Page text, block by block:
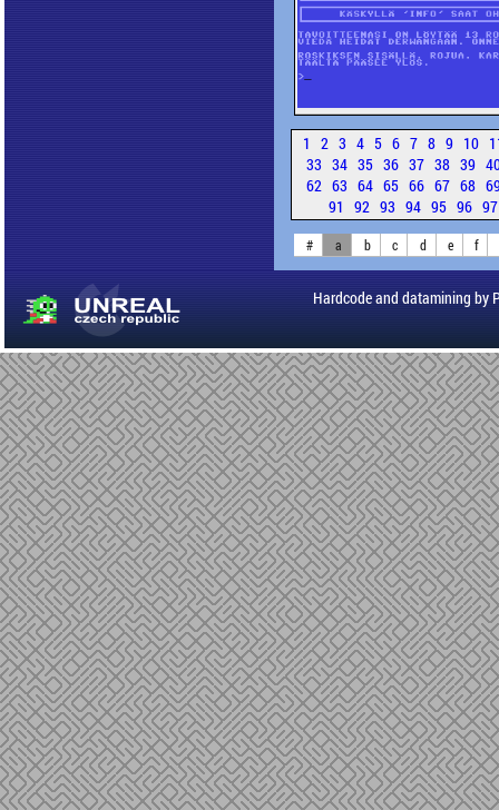
1 2 3 4 5 6 7 8 9 10
33 34 35 36 37 38 39
62 63 64 65 66 67 68
91 92 93 94 95 96
# a b c d e f
Hardcode and datamining by